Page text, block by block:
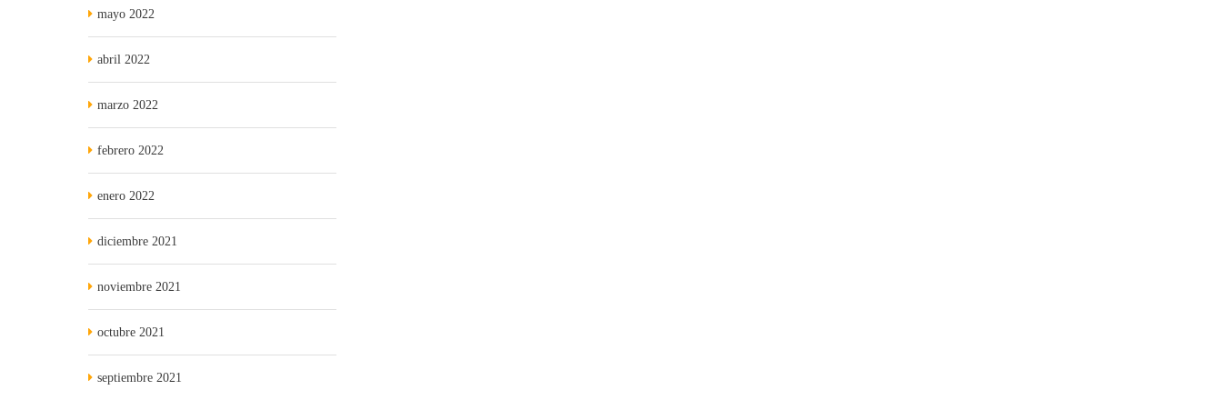
mayo 2022
abril 2022
marzo 2022
febrero 2022
enero 2022
diciembre 2021
noviembre 2021
octubre 2021
septiembre 2021